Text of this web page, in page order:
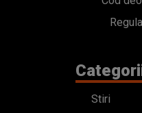
Stiri